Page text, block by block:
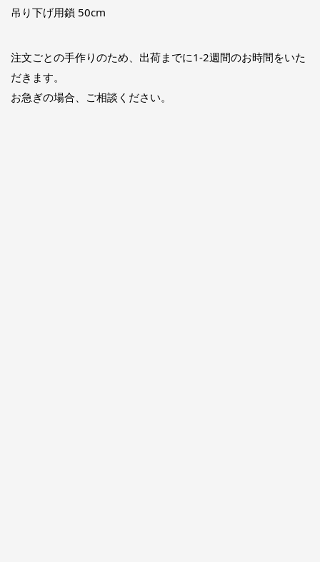
吊り下げ用鎖 50cm
注文ごとの手作りのため、出荷までに1-2週間のお時間をいた
だきます。
お急ぎの場合、ご相談ください。